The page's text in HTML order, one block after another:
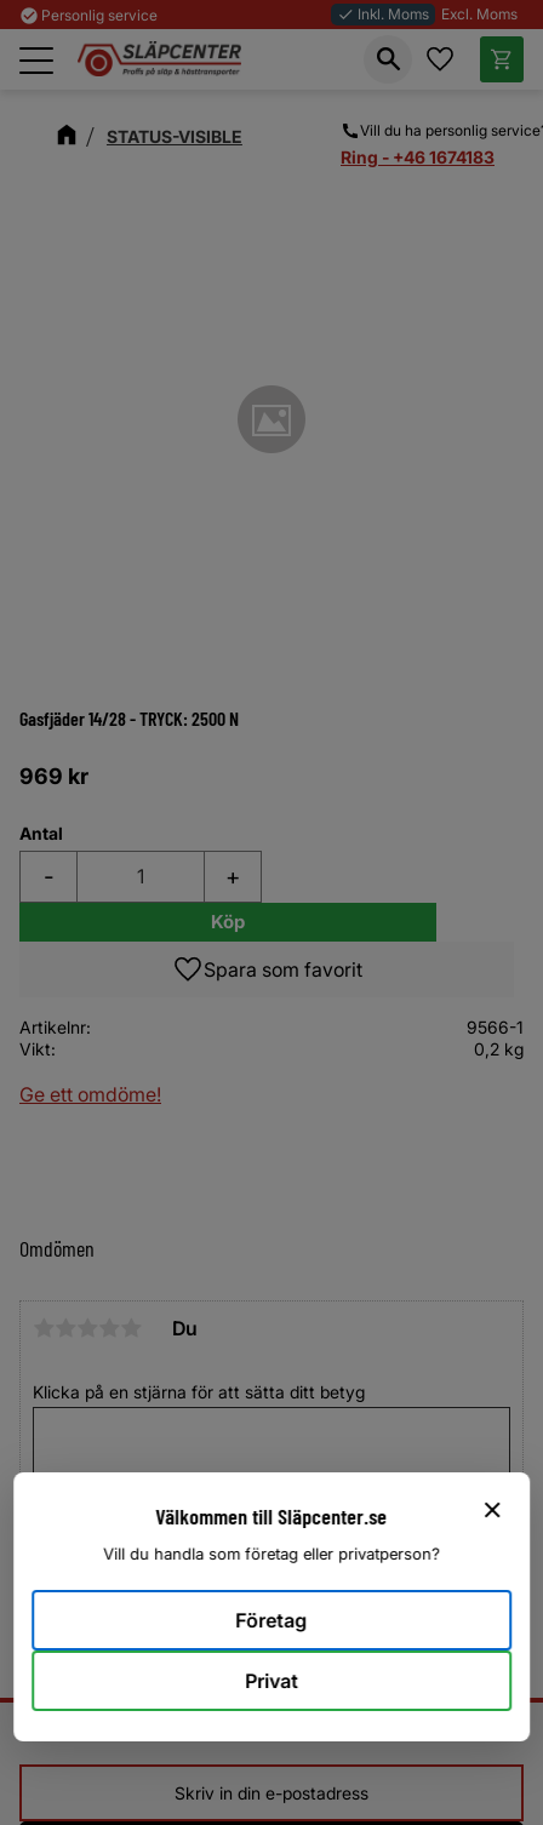
Meny
check_circle Personlig service done Inkl. Moms Excl. Moms
Vill du ha personlig
Ring - +46 1674183
Favoriter
STATUS-VISIBLE
Gasfjäder 14/28 - TRYCK: 2500 N
969 kr
Antal
+
-
Köp
Lägg till i favoriter
Artikelnr
9566-1
Vikt
0,2 kg
Ge ett omdöme!
Omdömen
Du
Klicka på en stjärna för att sätta ditt betyg
Välkommen till Släpcenter.se
Vill du handla som företag eller privatperson?
Företag
Privat